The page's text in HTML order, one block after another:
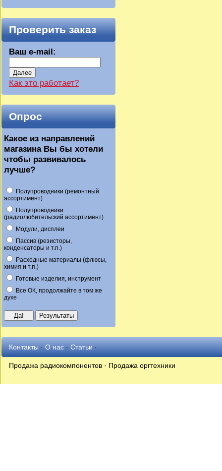
Проверить заказ
Ваш e-mail:
Далее
Как это работает?
Опрос
Какое из направлений
магазина Вы бы хотели
чтобы развивалось
лучше?
Полупроводники (ремонтный
ассортимент)
Полупроводники
(радиолюбительский ассортимент)
Модули, дисплеи
Пассив (резисторы,
конденсаторы и т.п.)
Расходные материалы (флюсы,
химия и т.п.)
Готовые изделия, инструмент
Все ОК, продолжайте в том же
духе
Контакты·О нас·Статьи·
Продажа радиокомпонентов · Продажа оргтехники